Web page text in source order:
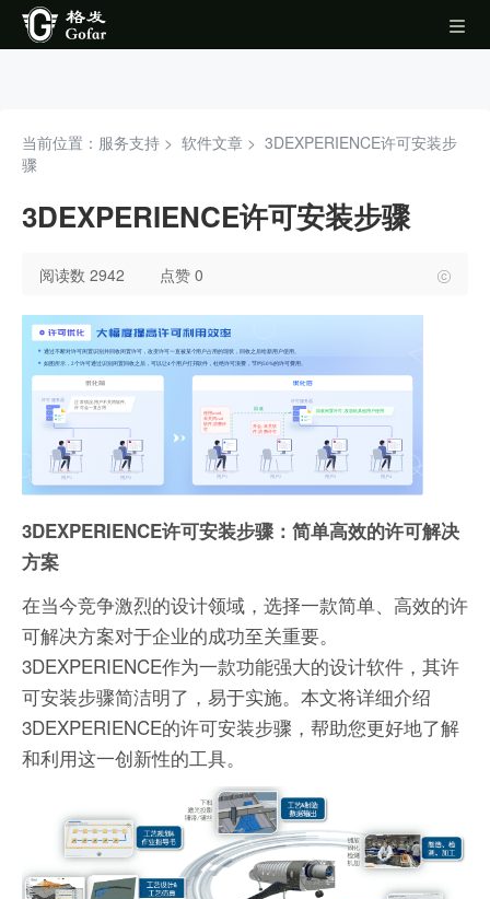
当前位置：服务支持 > 软件文章 > 3DEXPERIENCE许可安装步
骤
3DEXPERIENCE许可安装步骤
阅读数 2942 点赞 0
3DEXPERIENCE许可安装步骤：简单高效的许可解决
方案
在当今竞争激烈的设计领域，选择一款简单、高效的许
可解决方案对于企业的成功至关重要。
3DEXPERIENCE作为一款功能强大的设计软件，其许
可安装步骤简洁明了，易于实施。本文将详细介绍
3DEXPERIENCE的许可安装步骤，帮助您更好地了解
和利用这一创新性的工具。